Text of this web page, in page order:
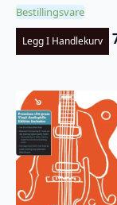
Bestillingsvare
Legg I Handlekurv